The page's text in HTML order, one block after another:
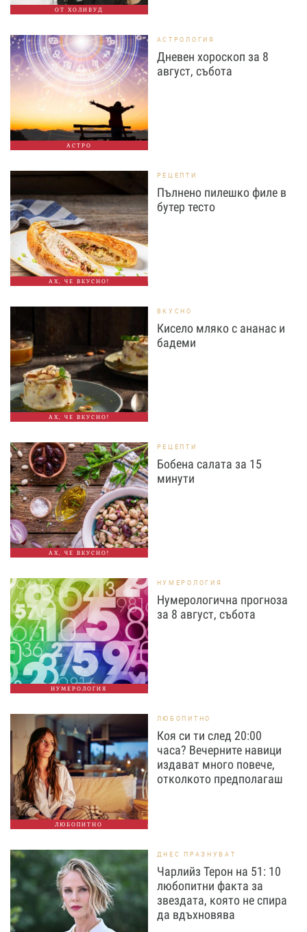
ОТ ХОЛИВУД
АСТРО
АСТРОЛОГИЯ
Дневен хороскоп за 8
август, събота
АХ, ЧЕ ВКУСНО!
РЕЦЕПТИ
Пълнено пилешко филе в
бутер тесто
АХ, ЧЕ ВКУСНО!
ВКУСНО
Кисело мляко с ананас и
бадеми
АХ, ЧЕ ВКУСНО!
РЕЦЕПТИ
Бобена салата за 15
минути
НУМЕРОЛОГИЯ
НУМЕРОЛОГИЯ
Нумерологична прогноза
за 8 август, събота
ЛЮБОПИТНО
ЛЮБОПИТНО
Коя си ти след 20:00
часа? Вечерните навици
издават много повече,
отколкото предполагаш
ДНЕС ПРАЗНУВАТ
Чарлийз Терон на 51: 10
любопитни факта за
звездата, която не спира
да вдъхновява